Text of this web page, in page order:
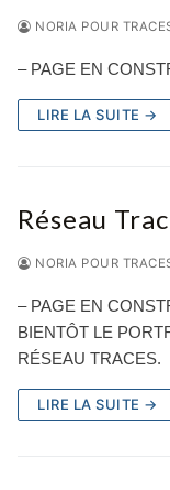
NORIA POUR
– PAGE EN
LIRE LA SUITE →
Réseau
NORIA POUR
– PAGE EN
BIENTÔT LE
RÉSEAU TRACES.
LIRE LA SUITE →